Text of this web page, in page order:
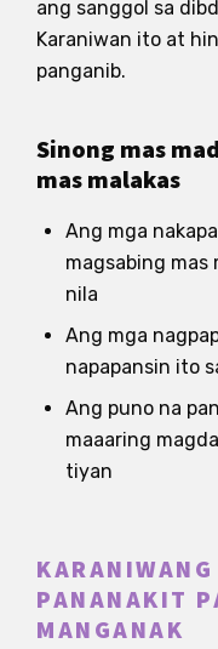
ang sanggol sa
Karaniwan ito at
panganib.
Sinong mas
mas malakas
Ang mga
magsabing mas
nila
Ang mga
napapansin ito
Ang puno na
maaaring
tiyan
PANANAKIT
MANGANAK